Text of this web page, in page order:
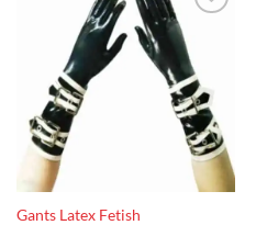
Ajouter
à la liste
d’envies
Gants Latex Fetish